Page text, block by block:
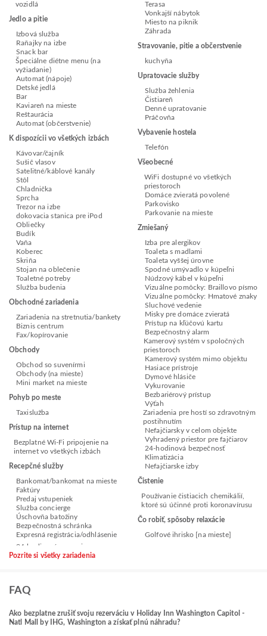
vozidlá
Jedlo a pitie
Izbová služba
Raňajky na izbe
Snack bar
Špeciálne diétne menu (na
vyžiadanie)
Automat (nápoje)
Detské jedlá
Bar
Kaviareň na mieste
Reštaurácia
Automat (občerstvenie)
K dispozícii vo všetkých izbách
Kávovar/čajník
Sušič vlasov
Satelitné/káblové kanály
Stôl
Chladnička
Sprcha
Trezor na izbe
dokovacia stanica pre iPod
Obliečky
Budík
Vaňa
Koberec
Skriňa
Stojan na oblečenie
Toaletné potreby
Služba budenia
Obchodné zariadenia
Zariadenia na stretnutia/bankety
Biznis centrum
Fax/kopírovanie
Obchody
Obchod so suvenírmi
Obchody (na mieste)
Mini market na mieste
Pohyb po meste
Taxislužba
Prístup na internet
Bezplatné Wi-Fi pripojenie na
internet vo všetkých izbách
Recepčné služby
Bankomat/bankomat na mieste
Faktúry
Predaj vstupeniek
Služba concierge
Úschovňa batožiny
Bezpečnostná schránka
Expresná registrácia/odhlásenie
Terasa
Vonkajší nábytok
Miesto na piknik
Záhrada
Stravovanie, pitie a občerstvenie
kuchyňa
Upratovacie služby
Služba žehlenia
Čistiareň
Denné upratovanie
Práčovňa
Vybavenie hostela
Telefón
Všeobecné
WiFi dostupné vo všetkých
priestoroch
Domáce zvieratá povolené
Parkovisko
Parkovanie na mieste
Zmiešaný
Izba pre alergikov
Toaleta s madlami
Toaleta vyššej úrovne
Spodné umývadlo v kúpeľni
Núdzový kábel v kúpeľni
Vizuálne pomôcky: Braillovo písmo
Vizuálne pomôcky: Hmatové znaky
Sluchové vedenie
Misky pre domáce zvieratá
Prístup na kľúčovú kartu
Bezpečnostný alarm
Kamerový systém v spoločných
priestoroch
Kamerový systém mimo objektu
Hasiace prístroje
Dymové hlásiče
Vykurovanie
Bezbariérový prístup
Výťah
Zariadenia pre hostí so zdravotným
postihnutím
Nefajčiarsky v celom objekte
Vyhradený priestor pre fajčiarov
24-hodinová bezpečnosť
Klimatizácia
Nefajčiarske izby
Čistenie
Používanie čistiacich chemikálií,
ktoré sú účinné proti koronavírusu
Čo robiť, spôsoby relaxácie
Golfové ihrisko [na mieste]
Pozrite si všetky zariadenia
FAQ
Ako bezplatne zrušiť svoju rezerváciu v Holiday Inn Washington Capitol -
Natl Mall by IHG, Washington a získať plnú náhradu?